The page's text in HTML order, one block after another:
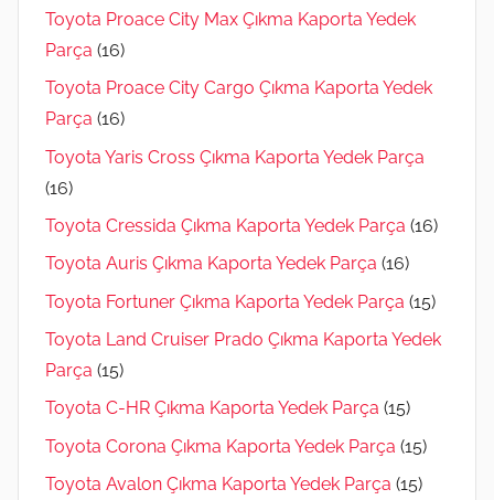
Toyota Proace City Max Çıkma Kaporta Yedek
Parça (16)
Toyota Proace City Cargo Çıkma Kaporta Yedek
Parça (16)
Toyota Yaris Cross Çıkma Kaporta Yedek Parça
(16)
Toyota Cressida Çıkma Kaporta Yedek Parça (16)
Toyota Auris Çıkma Kaporta Yedek Parça (16)
Toyota Fortuner Çıkma Kaporta Yedek Parça (15)
Toyota Land Cruiser Prado Çıkma Kaporta Yedek
Parça (15)
Toyota C-HR Çıkma Kaporta Yedek Parça (15)
Toyota Corona Çıkma Kaporta Yedek Parça (15)
Toyota Avalon Çıkma Kaporta Yedek Parça (15)